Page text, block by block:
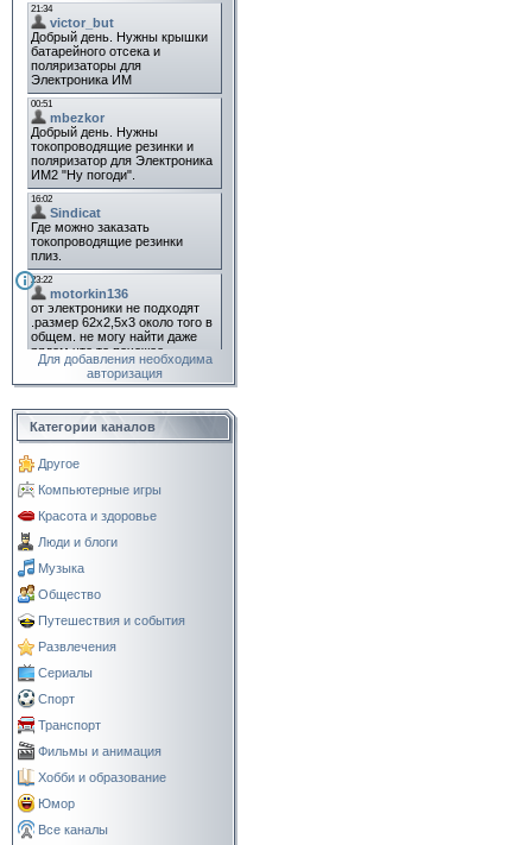
Для добавления необходима
авторизация
Категории каналов
Другое
Компьютерные игры
Красота и здоровье
Люди и блоги
Музыка
Общество
Путешествия и события
Развлечения
Сериалы
Спорт
Транспорт
Фильмы и анимация
Хобби и образование
Юмор
Все каналы